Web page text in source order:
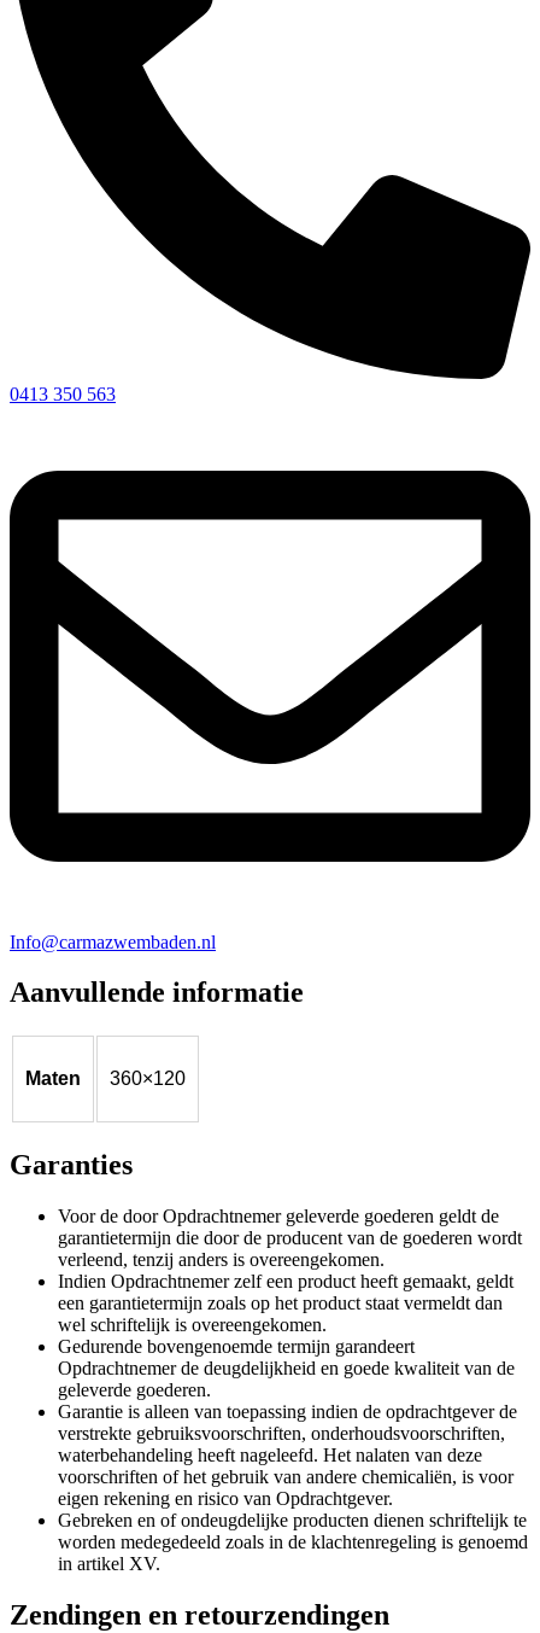
0413 350 563
Info@carmazwembaden.nl
Aanvullende informatie
Maten 360×120
Garanties
Voor de door Opdrachtnemer geleverde goederen geldt de
garantietermijn die door de producent van de goederen wordt
verleend, tenzij anders is overeengekomen.
Indien Opdrachtnemer zelf een product heeft gemaakt, geldt
een garantietermijn zoals op het product staat vermeldt dan
wel schriftelijk is overeengekomen.
Gedurende bovengenoemde termijn garandeert
Opdrachtnemer de deugdelijkheid en goede kwaliteit van de
geleverde goederen.
Garantie is alleen van toepassing indien de opdrachtgever de
verstrekte gebruiksvoorschriften, onderhoudsvoorschriften,
waterbehandeling heeft nageleefd. Het nalaten van deze
voorschriften of het gebruik van andere chemicaliën, is voor
eigen rekening en risico van Opdrachtgever.
Gebreken en of ondeugdelijke producten dienen schriftelijk te
worden medegedeeld zoals in de klachtenregeling is genoemd
in artikel XV.
Zendingen en retourzendingen